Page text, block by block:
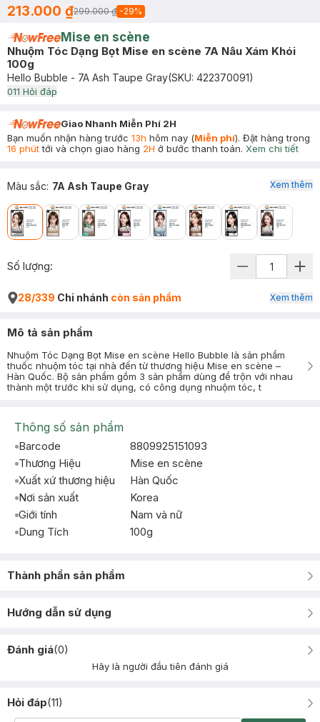
213.000 ₫299.000 ₫ -29%
Mise en scène
Nhuộm Tóc Dạng Bọt Mise en scène 7A Nâu Xám Khói
100g
Hello Bubble - 7A Ash Taupe Gray(SKU: 422370091)
011 Hỏi đáp
Giao Nhanh Miễn Phí 2H
Bạn muốn nhận hàng trước 13h hôm nay (Miễn phí). Đặt hàng trong
16 phúttới và chọn giao hàng 2H ở bước thanh toán. Xem chi tiết
Màu sắc: 7A Ash Taupe Gray Xem thêm
Số lượng:
28/339 Chi nhánh còn sản phẩm Xem thêm
Mô tả sản phẩm
Nhuộm Tóc Dạng Bọt Mise en scène Hello Bubble là sản phẩm
thuốc nhuộm tóc tại nhà đến từ thương hiệu Mise en scène –
Hàn Quốc. Bộ sản phẩm gồm 3 sản phẩm dùng để trộn với nhau
thành một trước khi sử dụng, có công dụng nhuộm tóc, t
Thông số sản phẩm
Barcode
8809925151093
Thương Hiệu
Mise en scène
Xuất xứ thương hiệu
Hàn Quốc
Nơi sản xuất
Korea
Giới tính
Nam và nữ
Dung Tích
100g
Thành phần sản phẩm
Hướng dẫn sử dụng
Đánh giá(0)
Hãy là người đầu tiên đánh giá
Hỏi đáp(11)